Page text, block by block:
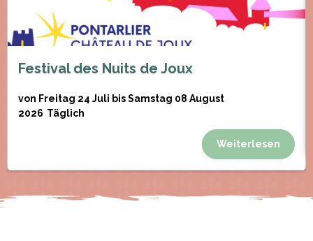
Festival des Nuits de Joux
von Freitag 24 Juli bis Samstag 08 August
2026 Täglich
Weiterlesen